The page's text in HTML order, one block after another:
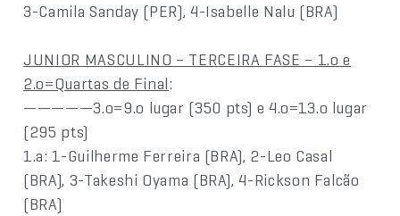
3-Camila Sanday (PER), 4-Isabelle Nalu (BRA)
JUNIOR MASCULINO – TERCEIRA FASE – 1.o e
2.o=Quartas de Final:
—————3.o=9.o lugar (350 pts) e 4.o=13.o lugar
(295 pts)
1.a: 1-Guilherme Ferreira (BRA), 2-Leo Casal
(BRA), 3-Takeshi Oyama (BRA), 4-Rickson Falcão
(BRA)